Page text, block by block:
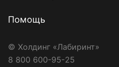
Помощь
© Холдинг «Лабиринт»
8 800 600-95-25